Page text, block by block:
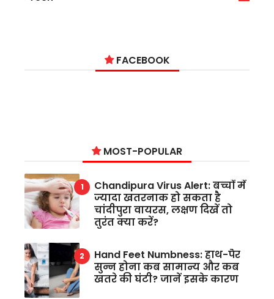
FACEBOOK
MOST-POPULAR
Chandipura Virus Alert: बच्चों में
ज्यादा खतरनाक हो सकता है
चांदीपुरा वायरस, लक्षण दिखें तो
तुरंत क्या करें?
Hand Feet Numbness: हाथ-पैर
सुन्न होना कब सामान्य और कब
खतरे की घंटी? जानें इसके कारण